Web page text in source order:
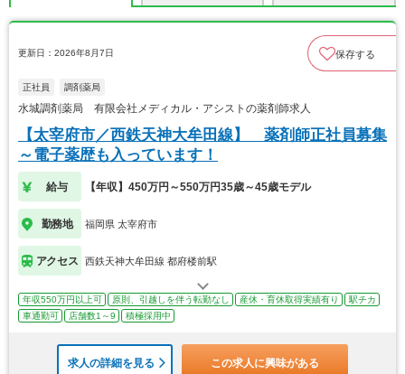
更新日：2026年8月7日 保存する
正社員 調剤薬局
水城調剤薬局 有限会社メディカル・アシストの薬剤師求人
【太宰府市／西鉄天神大牟田線】 薬剤師正社員募集
～電子薬歴も入っています！
給与 【年収】450万円～550万円35歳～45歳モデル
勤務地 福岡県 太宰府市
アクセス 西鉄天神大牟田線 都府楼前駅
年収550万円以上可 原則、引越しを伴う転勤なし 産休・育休取得実績有り
駅チカ
車通勤可
店舗数1～9 積極採用中
求人の詳細を見る この求人に興味がある